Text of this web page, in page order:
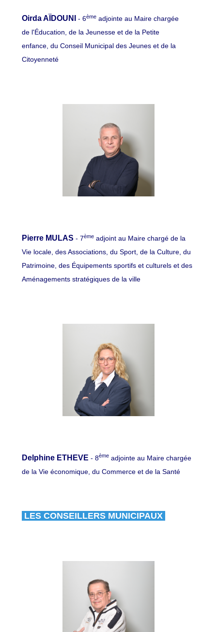
Oirda AÏDOUNI - 6ème adjointe au Maire chargée
de l'Éducation, de la Jeunesse et de la Petite
enfance, du Conseil Municipal des Jeunes et de la
Citoyenneté
Pierre MULAS - 7ème adjoint au Maire chargé de la
Vie locale, des Associations, du Sport, de la Culture, du
Patrimoine, des Équipements sportifs et culturels et des
Aménagements stratégiques de la ville
Delphine ETHEVE - 8ème adjointe au Maire chargée
de la Vie économique, du Commerce et de la Santé
LES CONSEILLERS MUNICIPAUX